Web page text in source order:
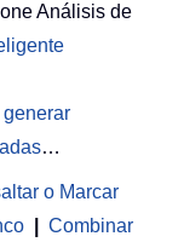
Análisis de
…
o Marcar
Combinar